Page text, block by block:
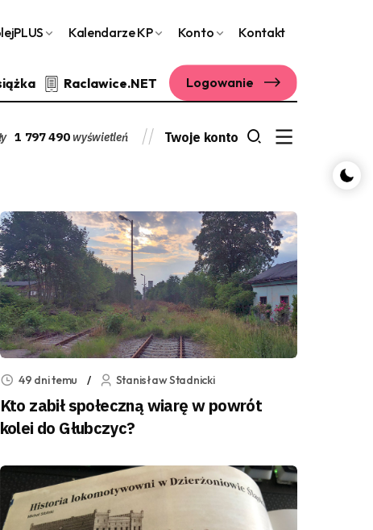
Kalendarze KP Konto Kontakt
Raclawice.NET Logowanie
1 797 490 wyświetleń Twoje konto
49 dni temu Stanisław Stadnicki
Kto zabił społeczną wiarę w powrót
kolei do Głubczyc?